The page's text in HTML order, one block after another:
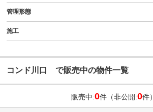
管理形態
施工
コンド川口 で販売中の物件一覧
販売中:0件（非公開:0件）